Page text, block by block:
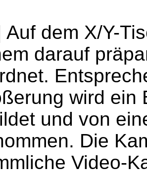
Auf dem X/Y-
darauf
wird ein
und von
Die
Video-